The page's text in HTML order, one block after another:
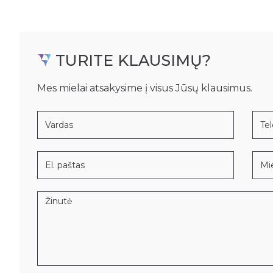
TURITE KLAUSIMŲ?
Mes mielai atsakysime į visus Jūsų klausimus.